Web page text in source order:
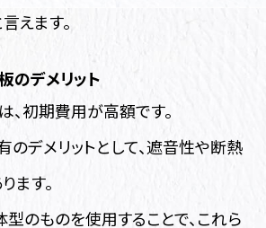
えます。
のデメリット
、初期費用が高額です。
のデメリットとして、遮音性や断熱
ます。
型のものを使用することで、これら